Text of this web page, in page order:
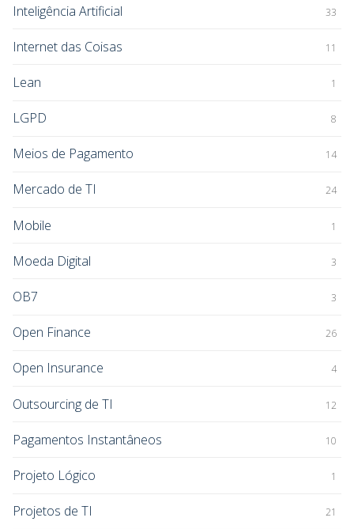
Inteligência Artificial 33
Internet das Coisas 11
Lean 1
LGPD 8
Meios de Pagamento 14
Mercado de TI 24
Mobile 1
Moeda Digital 3
OB7 3
Open Finance 26
Open Insurance 4
Outsourcing de TI 12
Pagamentos Instantâneos 10
Projeto Lógico 1
Projetos de TI 21